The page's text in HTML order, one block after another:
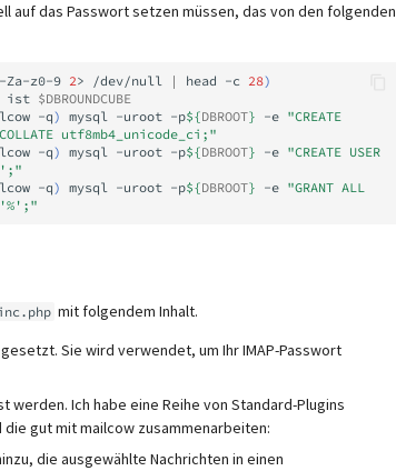
auf das Passwort setzen müssen, das von den folgenden
Za-z0-9 2> /dev/null | head -c 28)
ist $DBROUNDCUBE
-q) mysql -uroot -p${DBROOT} -e "CREATE
COLLATE utf8mb4_unicode_ci;"
-q) mysql -uroot -p${DBROOT} -e "CREATE USER
';"
-q) mysql -uroot -p${DBROOT} -e "GRANT ALL
mit folgendem Inhalt.
Sie wird verwendet, um Ihr IMAP-Passwort
werden. Ich habe eine Reihe von Standard-Plugins
gut mit mailcow zusammenarbeiten:
die ausgewählte Nachrichten in einen